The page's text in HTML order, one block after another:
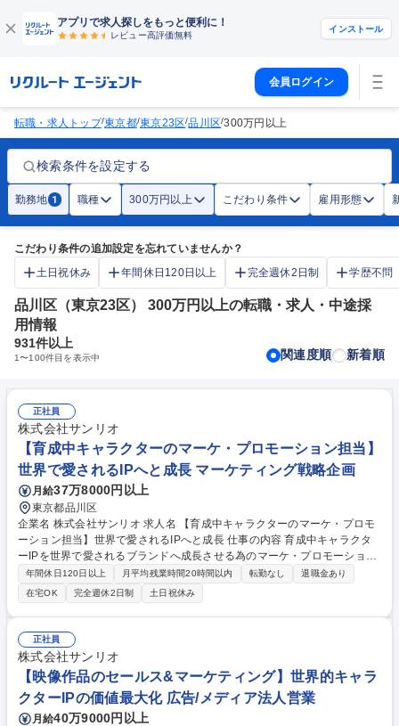
アプリで求人探しをもっと便利に！
レビュー高評価無料
インストール
会員ログイン
転職・求人トップ/東京都/東京23区/品川区/300万円以上
検索条件を設定する
勤務地 1 職種 300万円以上 こだわり条件 雇用形態
こだわり条件の追加設定を忘れていませんか？
土日祝休み
年間休日120日以上 完全週休2日制 学歴不問
品川区（東京23区） 300万円以上の転職・求人・中途採
用情報
931件以上
1〜100件目を表示中 関連度順 新着順
正社員
株式会社サンリオ
【育成中キャラクターのマーケ・プロモーション担当】
世界で愛されるIPへと成長 マーケティング戦略企画
月給37万8000円以上
東京都品川区
企業名 株式会社サンリオ 求人名 【育成中キャラクターのマーケ・プロモ
ーション担当】世界で愛されるIPへと成長 仕事の内容 育成中キャラクタ
ーIPを世界で愛されるブランドへ成長させる為のマーケ・プロモーション
企画・ディレクションをチームで推進◎スケジュール・体制・進行を整理
しながら、IPの成長を加速させるポジションです。 ■IPの魅力やターゲッ
トを捉えた認知拡大・ファン獲得のためのマーケ施策企画 ■SNS、デジタ
ルコンテンツ等の施策ディレクションと社内外を巻き込んだ推進 ■施策実
行後の効果検証、データやファンの反応を元にした改善・高度化 【役割】
IPプロデューサーが事業の方向性を決定するのに対し、本ポジションはマ
ーケ施策の企画・推進・ディレクションを担いIPの成長を加速させます。
募集職種 【育成中キャラクターのマーケ・プロモーション担当】世界で愛
されるIPへと成長
年間休日120日以上 月平均残業時間20時間以内 転勤なし
退職金あり
在宅OK
完全週休2日制 土日祝休み
正社員
株式会社サンリオ
【映像作品のセールス&マーケティング】世界的キャラ
クターIPの価値最大化 広告/メディア法人営業
月給40万9000円以上